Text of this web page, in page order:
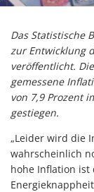
Das Statistische
zur Entwicklung
veröffentlicht.
gemessene
von 7,9 Prozent
gestiegen.
„Leider wird die
wahrscheinlich
hohe Inflation ist